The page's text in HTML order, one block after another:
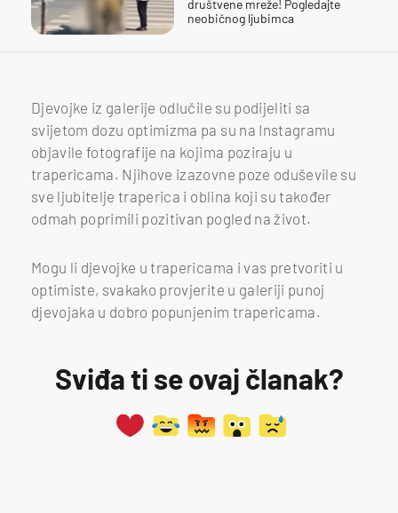
društvene mreže! Pogledajte
neobičnog ljubimca
Djevojke iz galerije odlučile su podijeliti sa
svijetom dozu optimizma pa su na Instagramu
objavile fotografije na kojima poziraju u
trapericama. Njihove izazovne poze oduševile su
sve ljubitelje traperica i oblina koji su također
odmah poprimili pozitivan pogled na život.
Mogu li djevojke u trapericama i vas pretvoriti u
optimiste, svakako provjerite u galeriji punoj
djevojaka u dobro popunjenim trapericama.
Sviđa ti se ovaj članak?